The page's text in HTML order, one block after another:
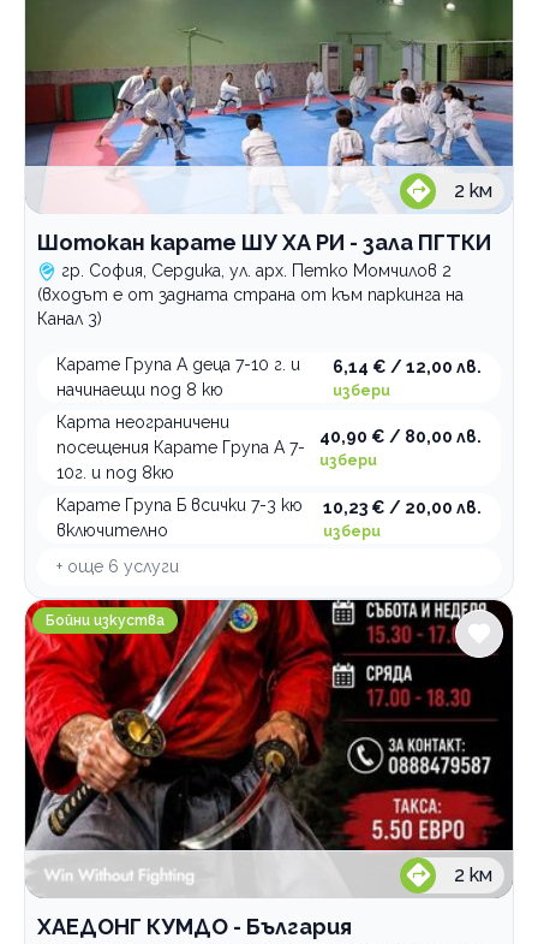
2 км
Шотокан карате ШУ ХА РИ - зала ПГТКИ
гр. София, Сердика, ул. арх. Петко Момчилов 2
(входът е от задната страна от към паркинга на
Канал 3)
Карате Група А деца 7-10 г. и
начинаещи под 8 кю
6,14 € / 12,00 лв.
избери
Карта неограничени
посещения Карате Група А 7-
10г. и под 8кю
40,90 € / 80,00 лв.
избери
Карате Група Б всички 7-3 кю
включително
10,23 € / 20,00 лв.
избери
+ още 6 услуги
ХАЕДОНГ КУМДО - България
Бойни изкуства
2 км
ХАЕДОНГ КУМДО - България